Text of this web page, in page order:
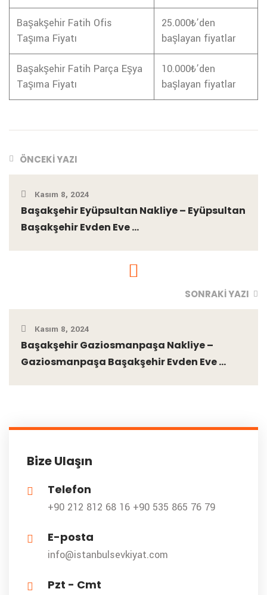
Başakşehir Fatih Ofis
Taşıma Fiyatı
25.000₺’den
başlayan fiyatlar
Başakşehir Fatih Parça Eşya
Taşıma Fiyatı
10.000₺’den
başlayan fiyatlar
ÖNCEKI YAZI
Kasım 8, 2024
Başakşehir Eyüpsultan Nakliye – Eyüpsultan
Başakşehir Evden Eve ...
SONRAKI YAZI
Kasım 8, 2024
Başakşehir Gaziosmanpaşa Nakliye –
Gaziosmanpaşa Başakşehir Evden Eve ...
Bize Ulaşın
Telefon
+90 212 812 68 16 +90 535 865 76 79
E-posta
info@istanbulsevkiyat.com
Pzt - Cmt